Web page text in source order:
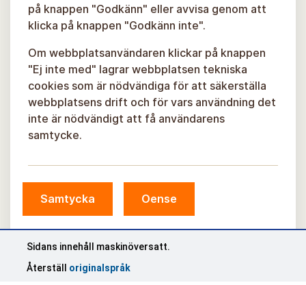
© Sigulda kommun, 2026.
Utvecklad av COSMODROME
på knappen "Godkänn" eller avvisa genom att
klicka på knappen "Godkänn inte".
Om webbplatsanvändaren klickar på knappen
"Ej inte med" lagrar webbplatsen tekniska
cookies som är nödvändiga för att säkerställa
webbplatsens drift och för vars användning det
inte är nödvändigt att få användarens
samtycke.
Samtycka Oense
Sidans innehåll maskinöversatt.
Återställ originalspråk